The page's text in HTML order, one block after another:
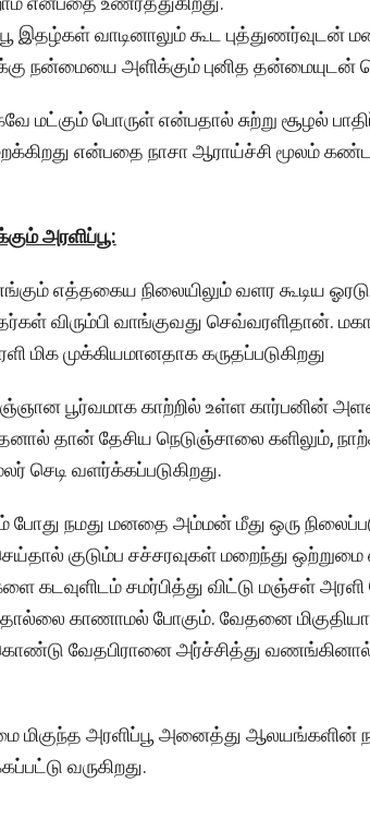
இதழ்கள் வாடினாலும் கூட புத்துணர்வுடன்
நன்மையை அளிக்கும் புனித தன்மையுடன்
மட்கும் பொருள் என்பதால் சுற்று சூழல்
என்பதை நாசா ஆராய்ச்சி மூலம்
அரளிப்பூ:
எத்தகைய நிலையிலும் வளர கூடிய
விரும்பி வாங்குவது செவ்வரளிதான்.
மிக முக்கியமானதாக கருதப்படுகிறது
பூர்வமாக காற்றில் உள்ள கார்பனின்
தான் தேசிய நெடுஞ்சாலை களிலும்,
செடி வளர்க்கப்படுகிறது.
நமது மனதை அம்மன் மீது ஒரு
குடும்ப சச்சரவுகள் மறைந்து ஒற்றுமை
கடவுளிடம் சமர்பித்து விட்டு மஞ்சள்
காணாமல் போகும். வேதனை
வேதபிரானை அர்ச்சித்து
மிகுந்த அரளிப்பூ அனைத்து ஆலயங்களின்
வருகிறது.